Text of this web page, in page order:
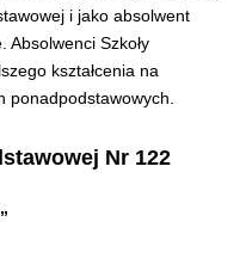
i jako absolwent
Absolwenci Szkoły
kształcenia na
ponadpodstawowych.
Nr 122